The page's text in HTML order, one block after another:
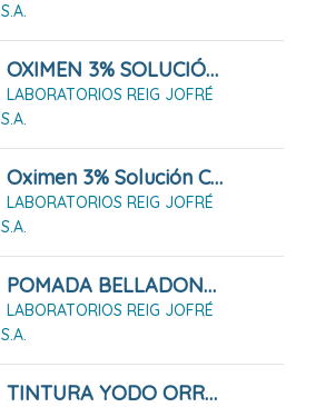
S.A.
OXIMEN 3% SOLUCIÓN CUTÁNEA (250ml)
LABORATORIOS REIG JOFRÉ
S.A.
Oximen 3% Solución Cutánea (500ml)
LABORATORIOS REIG JOFRÉ
S.A.
POMADA BELLADONA ORRAVAN 25 G
LABORATORIOS REIG JOFRÉ
S.A.
TINTURA YODO ORRAVAN SOLUCIÓN 25 ML